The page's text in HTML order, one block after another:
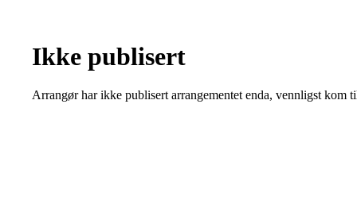
Ikke publisert
Arrangør har ikke publisert arrangementet enda, vennligst kom